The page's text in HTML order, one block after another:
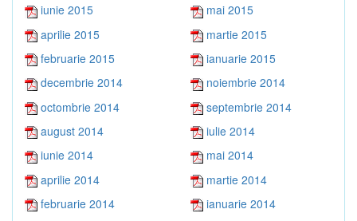
iunie 2015
mai 2015
aprilie 2015
martie 2015
februarie 2015
ianuarie 2015
decembrie 2014
noiembrie 2014
octombrie 2014
septembrie 2014
august 2014
iulie 2014
iunie 2014
mai 2014
aprilie 2014
martie 2014
februarie 2014
ianuarie 2014